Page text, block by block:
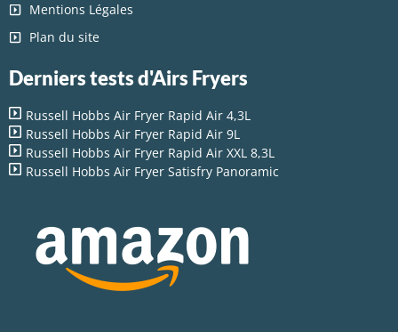
Mentions Légales
Plan du site
Derniers tests d'Airs Fryers
Russell Hobbs Air Fryer Rapid Air 4,3L
Russell Hobbs Air Fryer Rapid Air 9L
Russell Hobbs Air Fryer Rapid Air XXL 8,3L
Russell Hobbs Air Fryer Satisfry Panoramic